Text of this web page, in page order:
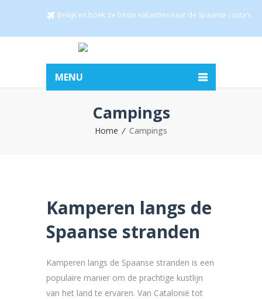
Bekijk en boek de beste vakanties naar de Spaanse costa’s
MENU
Campings
Home Campings
Kamperen langs de
Spaanse stranden
Kamperen langs de Spaanse stranden is een
populaire manier om de prachtige kustlijn
van het land te ervaren. Van Catalonië tot